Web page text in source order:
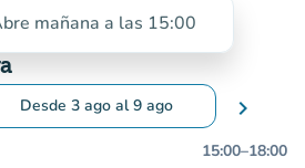
mañana a las 15:00
Desde 3 ago al9 ago
el calendario para cambiar las
chevron_right
15:00–18:00